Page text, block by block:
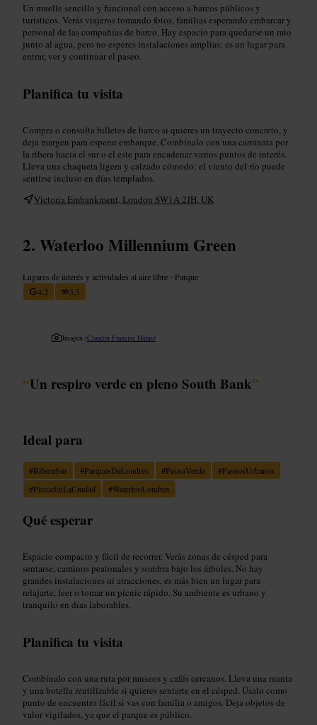
Un muelle sencillo y funcional con acceso a barcos públicos y
turísticos. Verás viajeros tomando fotos, familias esperando embarcar y
personal de las compañías de barco. Hay espacio para quedarse un rato
junto al agua, pero no esperes instalaciones amplias: es un lugar para
entrar, ver y continuar el paseo.
Planifica tu visita
Compra o consulta billetes de barco si quieres un trayecto concreto, y
deja margen para esperar embarque. Combínalo con una caminata por
la ribera hacia el sur o el este para encadenar varios puntos de interés.
Lleva una chaqueta ligera y calzado cómodo: el viento del río puede
sentirse incluso en días templados.
Victoria Embankment, London SW1A 2JH, UK
Waterloo Millennium Green
Lugares de interés y actividades al aire libre • Parque
4,2
3,5
Imagen /Claudiu Francisc Halasz
“Un respiro verde en pleno South Bank”
Ideal para
#RiberaSur #ParquesDeLondres #PausaVerde #PaseosUrbanos
#PicnicEnLaCiudad #WaterlooLondres
Qué esperar
Espacio compacto y fácil de recorrer. Verás zonas de césped para
sentarse, caminos peatonales y sombra bajo los árboles. No hay
grandes instalaciones ni atracciones, es más bien un lugar para
relajarte, leer o tomar un picnic rápido. Su ambiente es urbano y
tranquilo en días laborables.
Planifica tu visita
Combínalo con una ruta por museos y cafés cercanos. Lleva una manta
y una botella reutilizable si quieres sentarte en el césped. Úsalo como
punto de encuentro fácil si vas con familia o amigos. Deja objetos de
valor vigilados, ya que el parque es público.